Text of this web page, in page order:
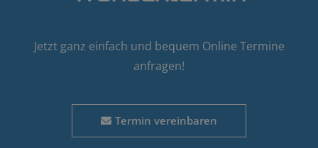
Jetzt ganz einfach und bequem Online Termine
anfragen!
Termin vereinbaren